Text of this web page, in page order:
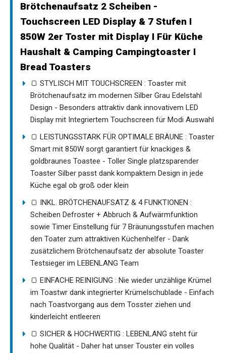
Brötchenaufsatz 2 Scheiben -
Touchscreen LED Display & 7 Stufen I
850W 2er Toster mit Display I Für Küche
Haushalt & Camping Campingtoaster I
Bread Toasters
🍞 STYLISCH MIT TOUCHSCREEN : Toaster mit
Brötchenaufsatz im modernen Silber Grau Edelstahl
Design - Besonders attraktiv dank innovativem LED
Display mit Integriertem Touchscreen für Modi Auswahl
🍞 LEISTUNGSSTARK FÜR OPTIMALE BRÄUNE : Toaster
Smart mit 850W sorgt garantiert für knackiges &
goldbraunes Toastee - Toller Single platzsparender
Toaster Silber passt dank kompaktem Design in jede
Küche egal ob groß oder klein
🍞 INKL. BRÖTCHENAUFSATZ & 4 FUNKTIONEN :
Scheiben Defroster + Abbruch & Aufwärmfunktion
sowie Timer Einstellung für 7 Bräunungsstufen machen
den Toater zum attraktiven Küchenhelfer - Dank
zusätzlichem Brötchenaufsatz der absolute Toaster
Testsieger im LEBENLANG Team
🍞 EINFACHE REINIGUNG : Nie wieder unzählige Krümel
im Toastwr dank integrierter Krümelschublade - Einfach
nach Toastvorgang aus dem Tosster ziehen und
kinderleicht entleeren
🍞 SICHER & HOCHWERTIG : LEBENLANG steht für
hohe Qualität - Daher hat unser Touster ein volles